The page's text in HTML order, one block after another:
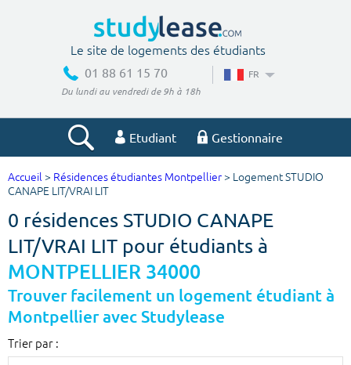
Le site de logements des étudiants
01 88 61 15 70
Du lundi au vendredi de 9h à 18h
FR
Etudiant Gestionnaire
Votre recherche
Ville, école
Budget min
€
Budget max
Accueil > Résidences étudiantes Montpellier > Logement STUDIO
CANAPE LIT/VRAI LIT
0 résidences STUDIO CANAPE
LIT/VRAI LIT pour étudiants à
MONTPELLIER 34000
Trouver facilement un logement étudiant à
Montpellier avec Studylease
Trier par :